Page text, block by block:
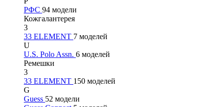
РФС 94 модели
Кожгалантерея
3
33 ELEMENT 7 моделей
U
U.S. Polo Assn. 6 моделей
Ремешки
3
33 ELEMENT 150 моделей
G
Guess 52 модели